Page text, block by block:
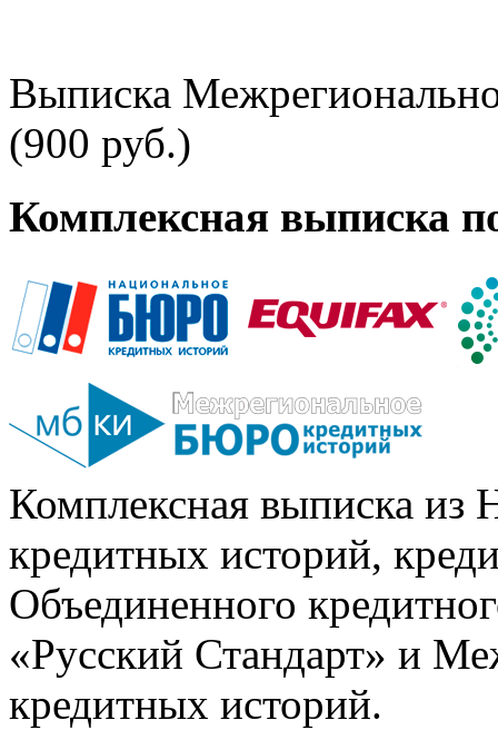
Выписка
(900 руб.)
Комплексная выписка
Комплексная выписка из
кредитных историй,
Объединенного
«Русский Стандарт» и
кредитных историй.